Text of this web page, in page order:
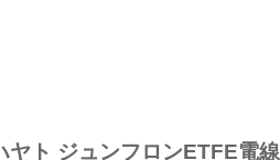
ヤト ジュンフロンETFE電線